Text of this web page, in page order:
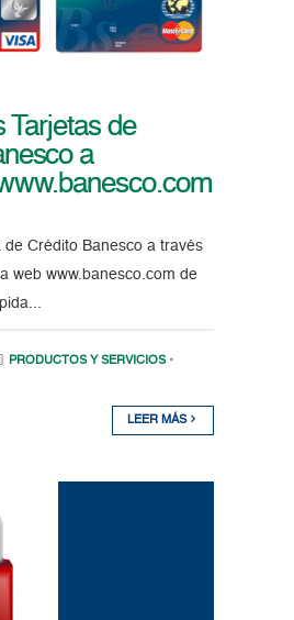
Tarjetas de
a
de Crédito Banesco a través
web www.banesco.com de
PRODUCTOS Y SERVICIOS •
LEER MÁS